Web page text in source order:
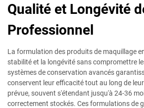
Qualité et Longévité
Professionnel
La formulation des produits de maquillage
stabilité et la longévité sans compromettre
systèmes de conservation avancés
conservent leur efficacité tout au long de
prévue, souvent s'étendant jusqu'à 24-36
correctement stockés. Ces formulations de